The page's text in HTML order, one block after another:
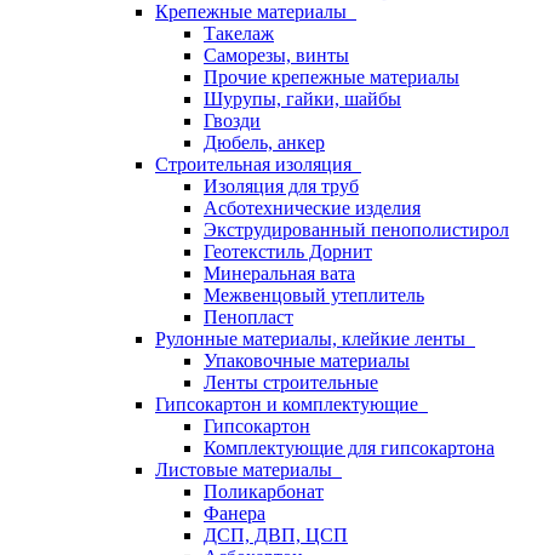
Крепежные материалы
Такелаж
Саморезы, винты
Прочие крепежные материалы
Шурупы, гайки, шайбы
Гвозди
Дюбель, анкер
Строительная изоляция
Изоляция для труб
Асботехнические изделия
Экструдированный пенополистирол
Геотекстиль Дорнит
Минеральная вата
Межвенцовый утеплитель
Пенопласт
Рулонные материалы, клейкие ленты
Упаковочные материалы
Ленты строительные
Гипсокартон и комплектующие
Гипсокартон
Комплектующие для гипсокартона
Листовые материалы
Поликарбонат
Фанера
ДСП, ДВП, ЦСП